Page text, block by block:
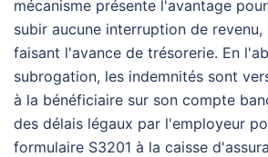
mécanisme présente l'avantage
subir aucune interruption de
faisant l'avance de trésorerie. En
subrogation, les indemnités sont
à la bénéficiaire sur son compte
des délais légaux par l'employeur
formulaire S3201 à la caisse